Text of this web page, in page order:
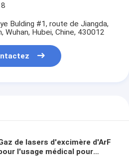
Bulding #1, route de Jiangda,
Wuhan, Hubei, Chine, 430012
de lasers d'excimère d'ArF
l'usage médical pour